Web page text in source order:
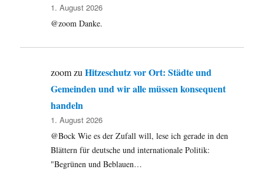
1. August 2026
@zoom Danke.
zoomzuHitzeschutz vor Ort: Städte und
Gemeinden und wir alle müssen konsequent
handeln
1. August 2026
@Bock Wie es der Zufall will, lese ich gerade in den
Blättern für deutsche und internationale Politik:
"Begrünen und Beblauen…